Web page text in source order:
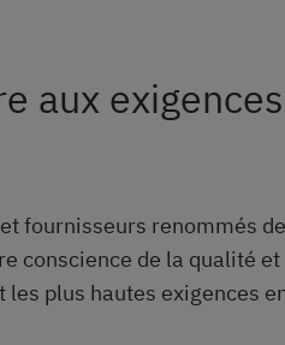
aux
fournisseurs renommés
conscience de la qualité
les plus hautes exigences